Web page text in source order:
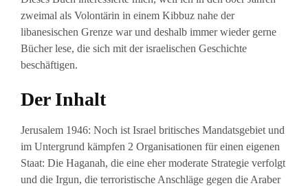
zweimal als Volontärin in einem Kibbuz nahe der
libanesischen Grenze war und deshalb immer wieder gerne
Bücher lese, die sich mit der israelischen Geschichte
beschäftigen.
Der Inhalt
Jerusalem 1946: Noch ist Israel britisches Mandatsgebiet und
im Untergrund kämpfen 2 Organisationen für einen eigenen
Staat: Die Haganah, die eine eher moderate Strategie verfolgt
und die Irgun, die terroristische Anschläge gegen die Araber